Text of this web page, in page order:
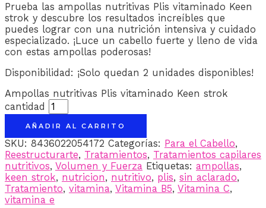
Prueba las ampollas nutritivas Plis vitaminado Keen
strok y descubre los resultados increíbles que
puedes lograr con una nutrición intensiva y cuidado
especializado. ¡Luce un cabello fuerte y lleno de vida
con estas ampollas poderosas!
Disponibilidad: ¡Solo quedan 2 unidades disponibles!
Ampollas nutritivas Plis vitaminado Keen strok
cantidad
AÑADIR AL CARRITO
SKU: 8436022054172 Categorías: Para el Cabello,
Reestructurarte, Tratamientos, Tratamientos capilares
nutritivos, Volumen y Fuerza Etiquetas: ampollas,
keen strok, nutricion, nutritivo, plis, sin aclarado,
Tratamiento, vitamina, Vitamina B5, Vitamina C,
vitamina e